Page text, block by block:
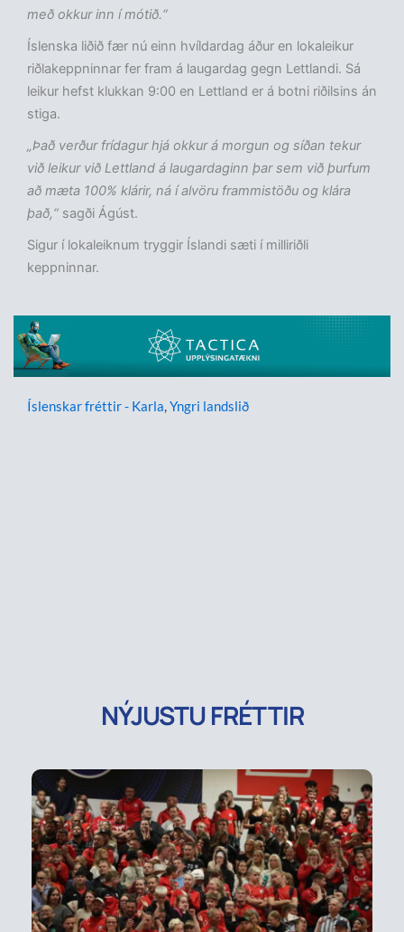
með okkur inn í mótið.“
Íslenska liðið fær nú einn hvíldardag áður en lokaleikur
riðlakeppninnar fer fram á laugardag gegn Lettlandi. Sá
leikur hefst klukkan 9:00 en Lettland er á botni riðilsins án
stiga.
„Það verður frídagur hjá okkur á morgun og síðan tekur
við leikur við Lettland á laugardaginn þar sem við þurfum
að mæta 100% klárir, ná í alvöru frammistöðu og klára
það,“ sagði Ágúst.
Sigur í lokaleiknum tryggir Íslandi sæti í milliriðli
keppninnar.
Íslenskar fréttir - Karla,Yngri landslið
NÝJUSTU FRÉTTIR